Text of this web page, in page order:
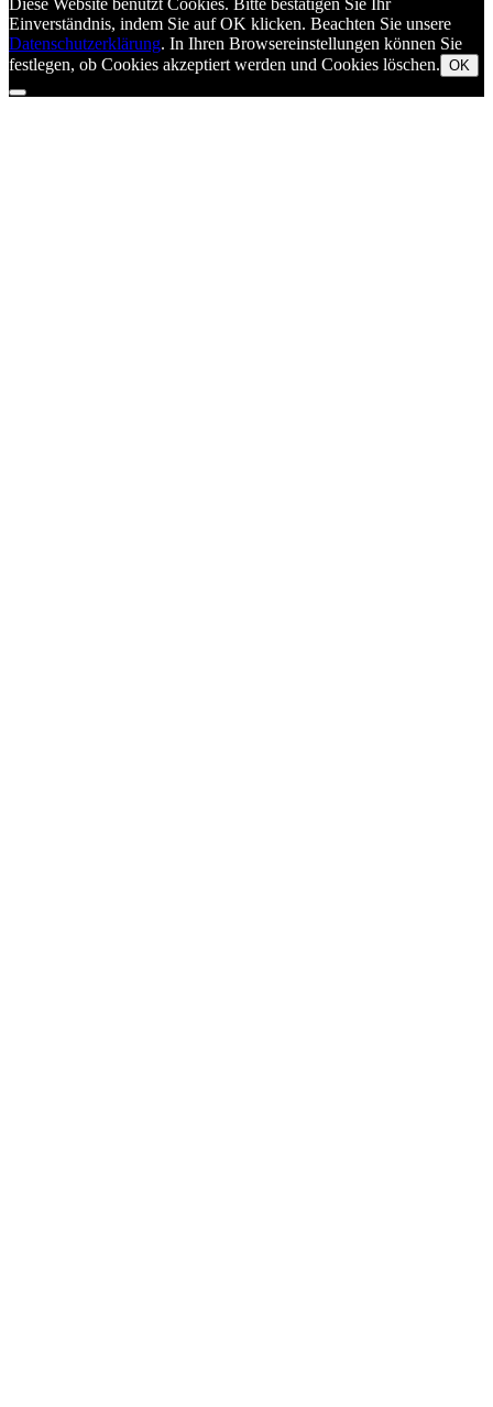
Einverständnis, indem Sie auf OK klicken. Beachten Sie unsere
Datenschutzerklärung. In Ihren Browsereinstellungen können Sie
festlegen, ob Cookies akzeptiert werden und Cookies löschen. OK